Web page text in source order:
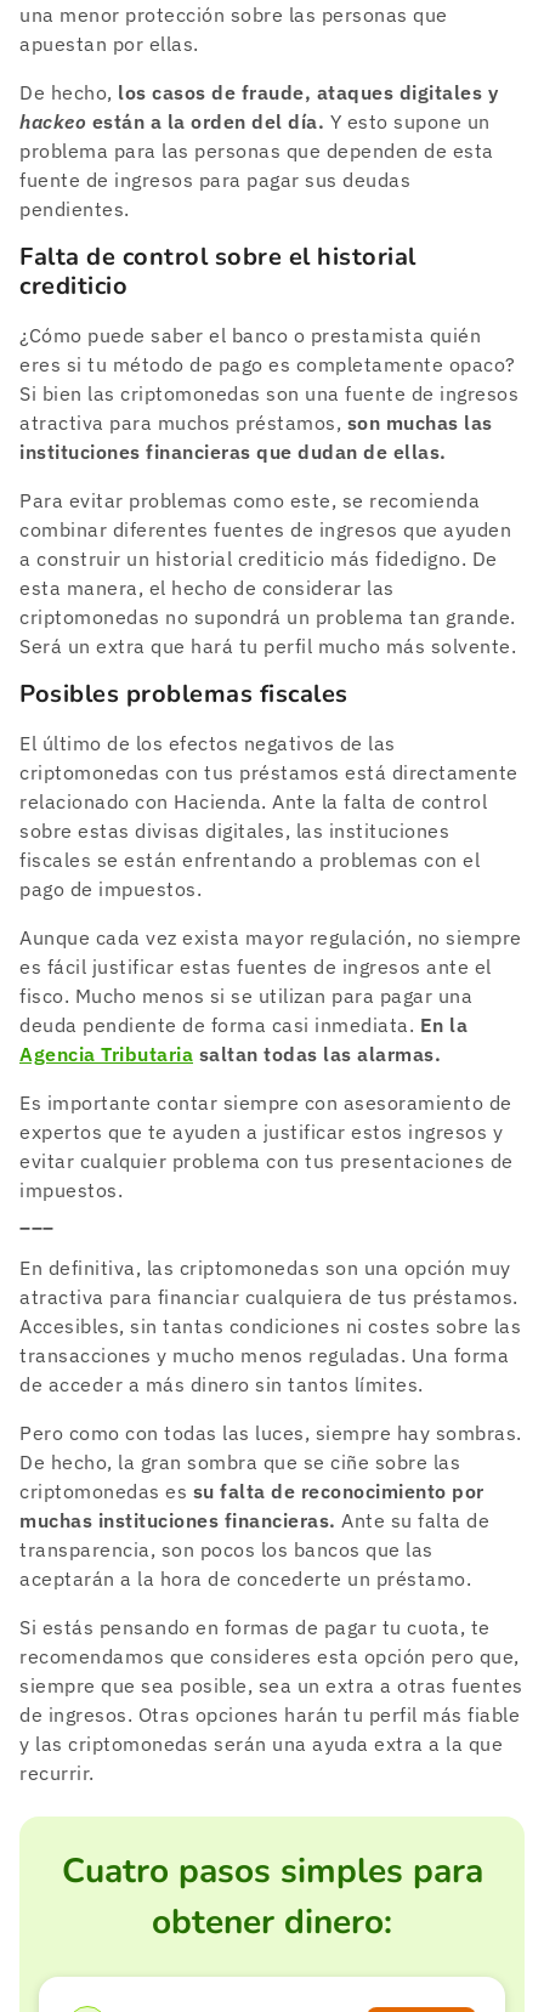
una menor protección sobre las personas que
apuestan por ellas.
De hecho, los casos de fraude, ataques digitales y
hackeo están a la orden del día. Y esto supone un
problema para las personas que dependen de esta
fuente de ingresos para pagar sus deudas
pendientes.
Falta de control sobre el historial
crediticio
¿Cómo puede saber el banco o prestamista quién
eres si tu método de pago es completamente opaco?
Si bien las criptomonedas son una fuente de ingresos
atractiva para muchos préstamos, son muchas las
instituciones financieras que dudan de ellas.
Para evitar problemas como este, se recomienda
combinar diferentes fuentes de ingresos que ayuden
a construir un historial crediticio más fidedigno. De
esta manera, el hecho de considerar las
criptomonedas no supondrá un problema tan grande.
Será un extra que hará tu perfil mucho más solvente.
Posibles problemas fiscales
El último de los efectos negativos de las
criptomonedas con tus préstamos está directamente
relacionado con Hacienda. Ante la falta de control
sobre estas divisas digitales, las instituciones
fiscales se están enfrentando a problemas con el
pago de impuestos.
Aunque cada vez exista mayor regulación, no siempre
es fácil justificar estas fuentes de ingresos ante el
fisco. Mucho menos si se utilizan para pagar una
deuda pendiente de forma casi inmediata. En la
Agencia Tributaria saltan todas las alarmas.
Es importante contar siempre con asesoramiento de
expertos que te ayuden a justificar estos ingresos y
evitar cualquier problema con tus presentaciones de
impuestos.
En definitiva, las criptomonedas son una opción muy
atractiva para financiar cualquiera de tus préstamos.
Accesibles, sin tantas condiciones ni costes sobre las
transacciones y mucho menos reguladas. Una forma
de acceder a más dinero sin tantos límites.
Pero como con todas las luces, siempre hay sombras.
De hecho, la gran sombra que se ciñe sobre las
criptomonedas es su falta de reconocimiento por
muchas instituciones financieras. Ante su falta de
transparencia, son pocos los bancos que las
aceptarán a la hora de concederte un préstamo.
Si estás pensando en formas de pagar tu cuota, te
recomendamos que consideres esta opción pero que,
siempre que sea posible, sea un extra a otras fuentes
de ingresos. Otras opciones harán tu perfil más fiable
y las criptomonedas serán una ayuda extra a la que
recurrir.
Cuatro pasos simples para
obtener dinero: